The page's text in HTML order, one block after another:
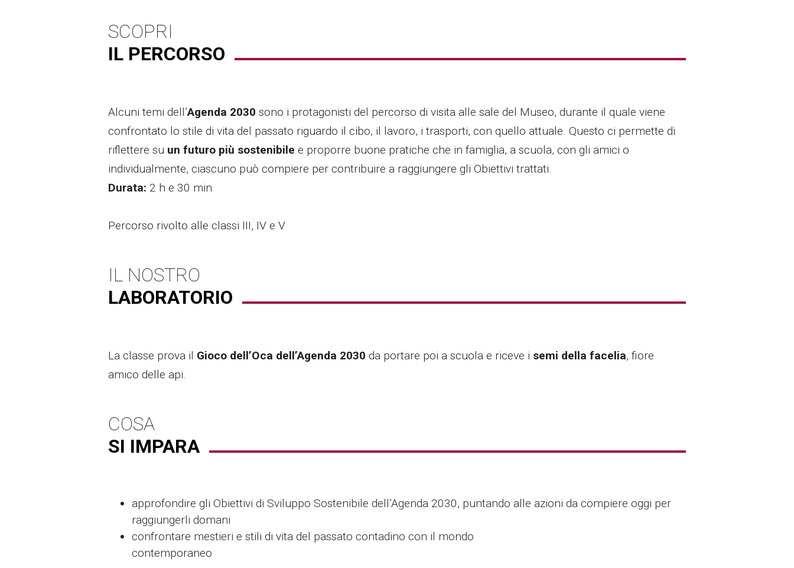
SCOPRI
IL PERCORSO
Alcuni temi dell’Agenda 2030 sono i protagonisti del percorso di visita alle sale del Museo, durante il quale viene
confrontato lo stile di vita del passato riguardo il cibo, il lavoro, i trasporti, con quello attuale. Questo ci permette di
riflettere su un futuro più sostenibile e proporre buone pratiche che in famiglia, a scuola, con gli amici o
individualmente, ciascuno può compiere per contribuire a raggiungere gli Obiettivi trattati.
Durata: 2 h e 30 min
Percorso rivolto alle classi III, IV e V
IL NOSTRO
LABORATORIO
La classe prova il Gioco dell’Oca dell’Agenda 2030 da portare poi a scuola e riceve i semi della facelia, fiore
amico delle api.
COSA
SI IMPARA
approfondire gli Obiettivi di Sviluppo Sostenibile dell’Agenda 2030, puntando alle azioni da compiere oggi per
raggiungerli domani
confrontare mestieri e stili di vita del passato contadino con il mondo
contemporaneo